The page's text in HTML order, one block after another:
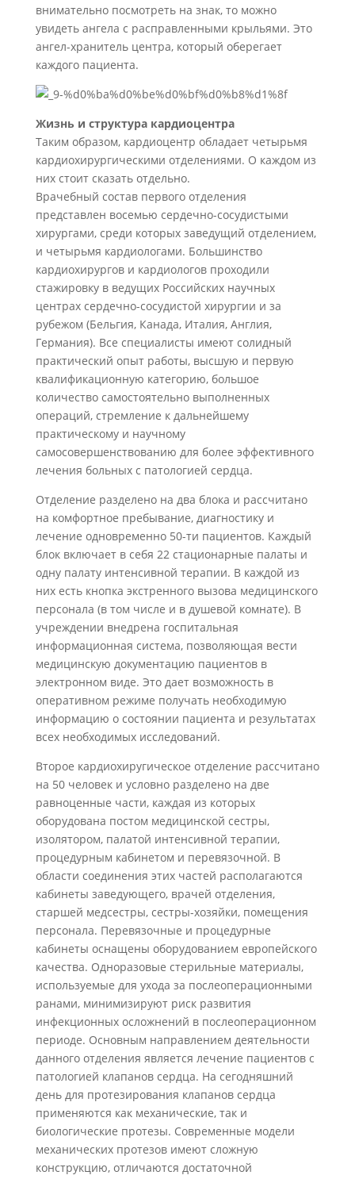
внимательно посмотреть на знак, то можно
увидеть ангела с расправленными крыльями. Это
ангел-хранитель центра, который оберегает
каждого пациента.
Жизнь и структура кардиоцентра
Таким образом, кардиоцентр обладает четырьмя
кардиохирургическими отделениями. О каждом из
них стоит сказать отдельно.
Врачебный состав первого отделения
представлен восемью сердечно-сосудистыми
хирургами, среди которых заведущий отделением,
и четырьмя кардиологами. Большинство
кардиохирургов и кардиологов проходили
стажировку в ведущих Российских научных
центрах сердечно-сосудистой хирургии и за
рубежом (Бельгия, Канада, Италия, Англия,
Германия). Все специалисты имеют солидный
практический опыт работы, высшую и первую
квалификационную категорию, большое
количество самостоятельно выполненных
операций, стремление к дальнейшему
практическому и научному
самосовершенствованию для более эффективного
лечения больных с патологией сердца.
Отделение разделено на два блока и рассчитано
на комфортное пребывание, диагностику и
лечение одновременно 50-ти пациентов. Каждый
блок включает в себя 22 стационарные палаты и
одну палату интенсивной терапии. В каждой из
них есть кнопка экстренного вызова медицинского
персонала (в том числе и в душевой комнате). В
учреждении внедрена госпитальная
информационная система, позволяющая вести
медицинскую документацию пациентов в
электронном виде. Это дает возможность в
оперативном режиме получать необходимую
информацию о состоянии пациента и результатах
всех необходимых исследований.
Второе кардиохиругическое отделение рассчитано
на 50 человек и условно разделено на две
равноценные части, каждая из которых
оборудована постом медицинской сестры,
изолятором, палатой интенсивной терапии,
процедурным кабинетом и перевязочной. В
области соединения этих частей располагаются
кабинеты заведующего, врачей отделения,
старшей медсестры, сестры-хозяйки, помещения
персонала. Перевязочные и процедурные
кабинеты оснащены оборудованием европейского
качества. Одноразовые стерильные материалы,
используемые для ухода за послеоперационными
ранами, минимизируют риск развития
инфекционных осложнений в послеоперационном
периоде. Основным направлением деятельности
данного отделения является лечение пациентов с
патологией клапанов сердца. На сегодняшний
день для протезирования клапанов сердца
применяются как механические, так и
биологические протезы. Современные модели
механических протезов имеют сложную
конструкцию, отличаются достаточной